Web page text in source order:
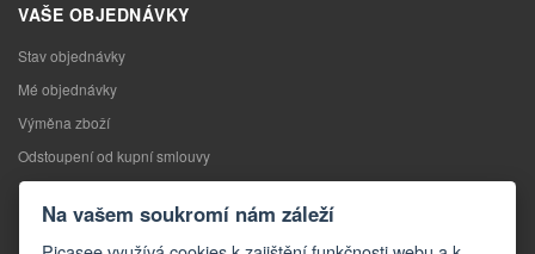
VAŠE OBJEDNÁVKY
Stav objednávky
Mé objednávky
Výměna zboží
Odstoupení od kupní smlouvy
Reklamace
Na vašem soukromí nám záleží